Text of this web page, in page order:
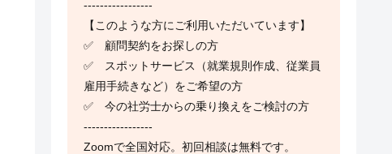
-----------------
【このような方にご利用いただいています】
✅ 顧問契約をお探しの方
✅ スポットサービス（就業規則作成、従業員
雇用手続きなど）をご希望の方
✅ 今の社労士からの乗り換えをご検討の方
-----------------
Zoomで全国対応。初回相談は無料です。